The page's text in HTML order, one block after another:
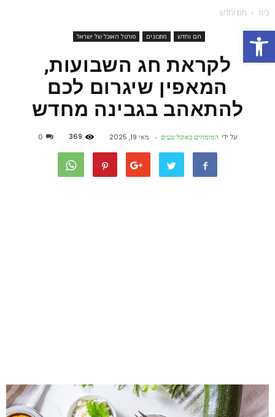
פתח סרגל נגישות
בית חם וחדש
חם וחדש מתכונים פורטל האוכל של ישראל
לקראת חג השבועות,
המאפין שיגרום לכם
להתאהב בגבינה מחדש
על ידי המומחים באוכל טעים - מאי 19, 2025 369
0